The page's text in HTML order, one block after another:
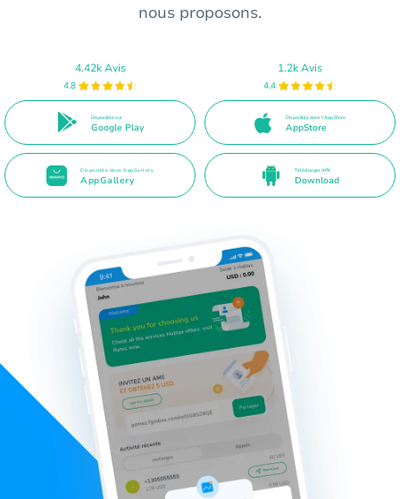
nous proposons.
4.42k Avis
4.8
Disponible sur
Google Play
1.2k Avis
4.4
Disponible dans l'App Store
AppStore
Disponible dans AppGallery
AppGallery
Télécharger APK
Download